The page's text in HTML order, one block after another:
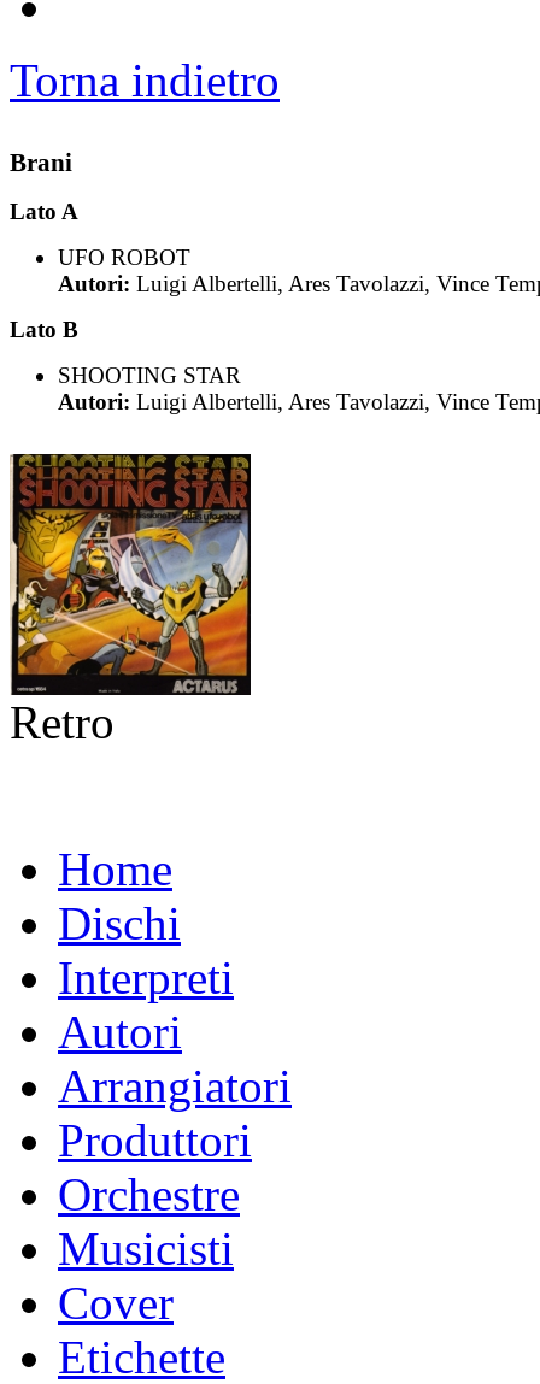
Torna indietro
Brani
Lato A
UFO ROBOT
Autori: Luigi Albertelli, Ares Tavolazzi, Vince
Lato B
SHOOTING STAR
Autori: Luigi Albertelli, Ares Tavolazzi, Vince
Retro
Home
Dischi
Interpreti
Autori
Arrangiatori
Produttori
Orchestre
Musicisti
Cover
Etichette